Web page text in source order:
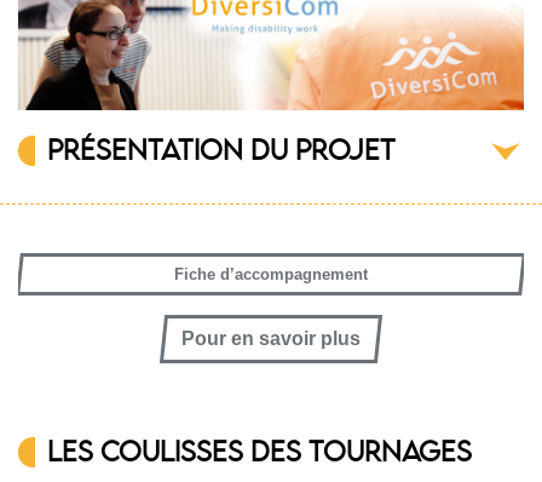
PRÉSENTATION DU PROJET
Fiche d’accompagnement
Pour en savoir plus
LES COULISSES DES TOURNAGES